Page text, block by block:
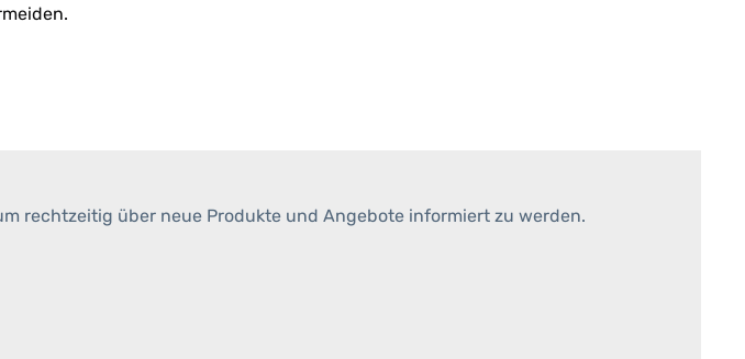
rechtzeitig über neue Produkte und Angebote informiert zu werden.